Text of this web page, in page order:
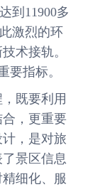
到11900多
激烈的环
术接轨。
要指标。
既要利用
，更重要
，是对旅
景区信息
细化、服